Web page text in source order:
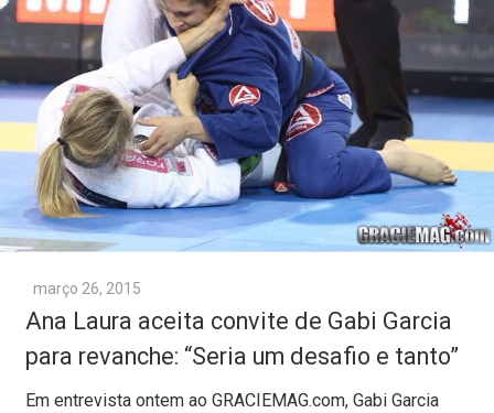
março 26, 2015
Ana Laura aceita convite de Gabi Garcia
para revanche: “Seria um desafio e tanto”
Em entrevista ontem ao GRACIEMAG.com, Gabi Garcia